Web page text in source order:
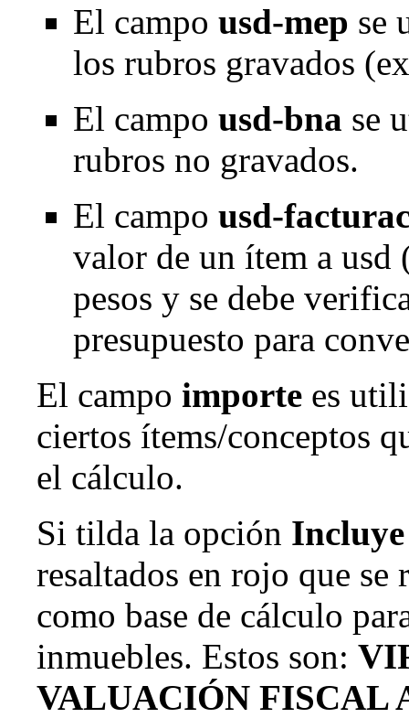
El campo usd-mep se
los rubros gravados
El campo usd-bna se
rubros no gravados.
El campo usd-
valor de un ítem a usd
pesos y se debe
presupuesto para
El campo importe es
ciertos ítems/conceptos
el cálculo.
Si tilda la opción
resaltados en rojo que
como base de cálculo
inmuebles. Estos son:
VALUACIÓN FISCAL